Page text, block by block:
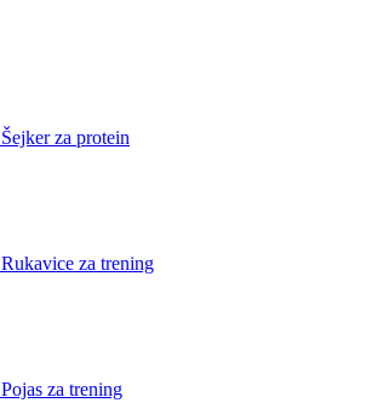
Šejker za protein
Rukavice za trening
Pojas za trening